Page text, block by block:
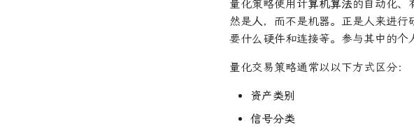
量化策略使用 计算机算法的自动化、
然是人，而不是机器。正是人来进
要什么硬件和连接等。参与其中的个
量化交易策略通常以以下方式区分：
资产类别
信号分类